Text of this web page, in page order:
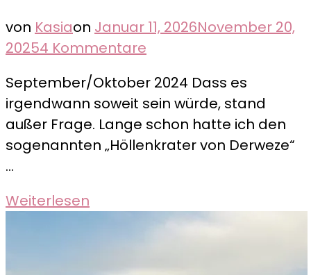
von Kasiaon Januar 11, 2026November 20,
20254 Kommentare
–
Ein
sehr
unbekanntes
September/Oktober 2024 Dass es
irgendwann soweit sein würde, stand
außer Frage. Lange schon hatte ich den
sogenannten „Höllenkrater von Derweze“
…
Weiterlesen